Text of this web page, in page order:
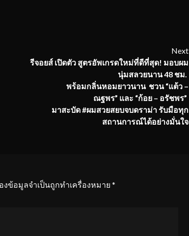
Next
รีจอยส์ เปิดตัว สูตรอัพเกรดใหม่ที่ดีที่สุด! มอบผม
นุ่มสลวยนาน48ชม.
พร้อมกลิ่นหอมยาวนาน ชวน“แต้ว –
ณฐพร” และ “ก้อย – อรัชพร”
มาสะบัด#ผมสวยสยบจบดราม่า รับมือทุก
สถานการณ์ได้อย่างมั่นใจ
งข้อมูลจำเป็นถูกทำเครื่องหมาย *